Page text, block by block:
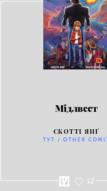
Мідлвест
СКОТТІ ЯНҐ
ТУТ / OTHER
12